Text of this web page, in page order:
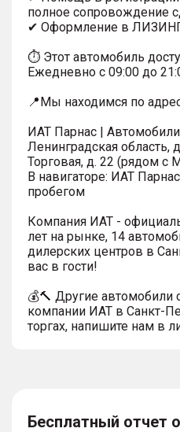
полное сопровождение
✔ Оформление в
⏱ Этот автомобиль
Ежедневно с 09:00 до
📍Мы находимся по
ИАТ Парнас |
Ленинградская область,
Торговая, д. 22 (рядом с
В навигаторе: ИАТ
пробегом
Компания ИАТ -
лет на рынке, 14
дилерских центров в
вас в гости!
💰🔨 Другие автомобили
компании ИАТ в Санкт-
торгах, напишите нам в
Бесплатный отчет